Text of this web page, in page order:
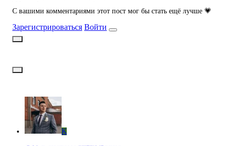
С вашими комментариями этот пост мог бы стать ещё лучше 💗
Зарегистрироваться Войти
K